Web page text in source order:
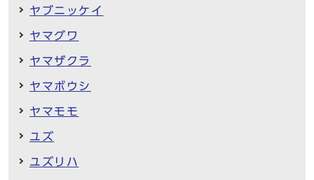
ヤブニッケイ
ヤマグワ
ヤマザクラ
ヤマボウシ
ヤマモモ
ユズ
ユズリハ